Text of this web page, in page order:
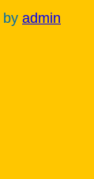
by admin